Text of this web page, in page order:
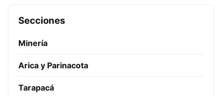
Secciones
Minería
Arica y Parinacota
Tarapacá